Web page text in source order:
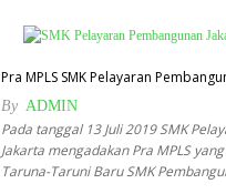
Pra MPLS SMK Pelayaran
By ADMIN
Pada tanggal 13 Juli 2019 SMK
Jakarta mengadakan Pra MPLS
Taruna-Taruni Baru SMK